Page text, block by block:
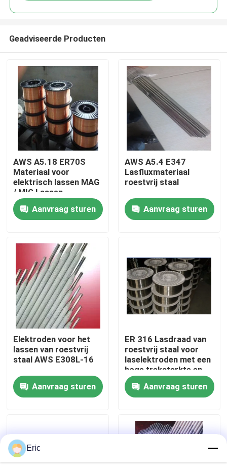
Thuis
Producten
Over ons
Fabrieksreis
Kwaliteitscontrole
Contacteer ons
mariene deuren
Mariene Vensters
Geadviseerde Producten
AWS A5.18 ER70S
Materiaal voor
elektrisch lassen MAG
/ MIG Lassen
Aanvraag sturen
AWS A5.4 E347
Lasfluxmateriaal
roestvrij staal
Aanvraag sturen
Elektroden voor het
lassen van roestvrij
staal AWS E308L-16
Aanvraag sturen
ER 316 Lasdraad van
roestvrij staal voor
laselektroden met een
hoge treksterkte en
een uitstekende
spoelvormende
eigenschap
Aanvraag sturen
Eric